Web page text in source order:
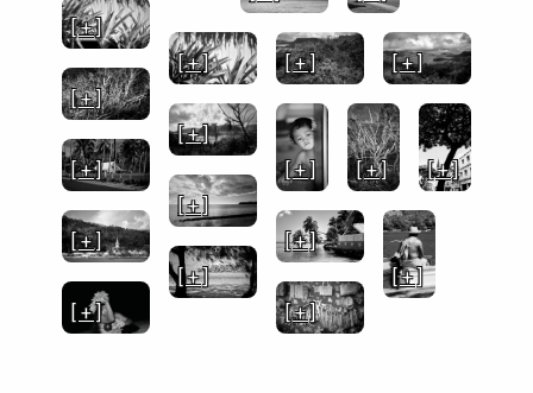
[ + ]
[ + ]
[ + ]
[ + ]
[ + ]
[ + ]
[ + ]
[ + ]
[ + ]
[ + ]
[ + ]
[ + ]
[ + ]
[ + ]
[ + ]
[ + ]
[ + ]